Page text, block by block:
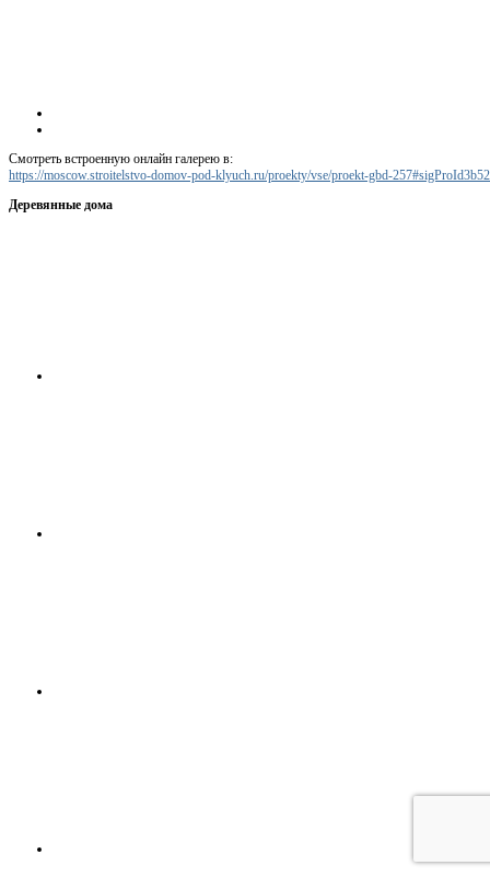
Смотреть встроенную онлайн галерею в:
https://moscow.stroitelstvo-domov-pod-klyuch.ru/proekty/vse/proekt-gbd-
Деревянные дома